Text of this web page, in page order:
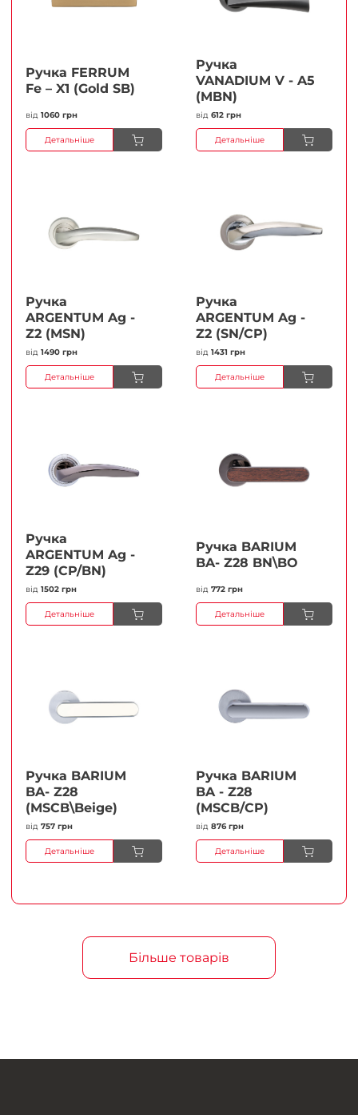
Ручка FERRUМ
Fe – X1 (Gold SB)
від 1060 грн
Детальніше
Ручка
VANADIUM V - A5
(MBN)
від 612 грн
Детальніше
Ручка
ARGENTUM Ag -
Z2 (MSN)
від 1490 грн
Детальніше
Ручка
ARGENTUM Ag -
Z2 (SN/CP)
від 1431 грн
Детальніше
Ручка
ARGENTUM Ag -
Z29 (CP/BN)
від 1502 грн
Детальніше
Ручка BARIUM
BA- Z28 BN\BO
від 772 грн
Детальніше
Ручка BARIUM
BA- Z28
(MSCB\Beige)
від 757 грн
Детальніше
Ручка BARIUM
BA - Z28
(MSCB/CP)
від 876 грн
Детальніше
Більше товарів